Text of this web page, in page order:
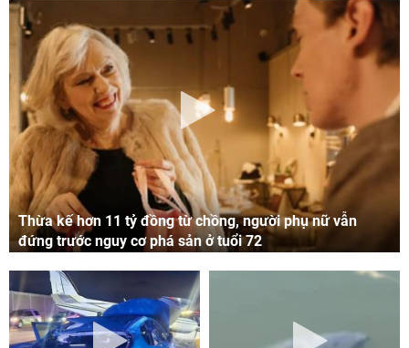
Thừa kế hơn 11 tỷ đồng từ chồng, người phụ nữ vẫn
đứng trước nguy cơ phá sản ở tuổi 72